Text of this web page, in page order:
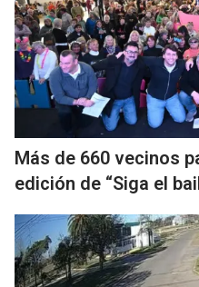
Más de 660 vecinos
edición de “Siga el